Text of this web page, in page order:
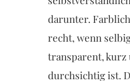
darunter.
recht, wenn
transparent, kurz
durchsichtig ist.